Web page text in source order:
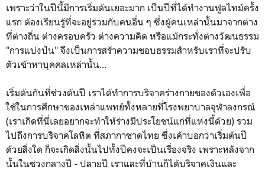
เพราะว่าในปีนี้มีการเริ่มต้นเยอะมาก เป็นปีที่ได้ทำงานฟูลไทม์ครั้ง
แรก ต้องเรียนรู้ที่จะอยู่ร่วมกับคนอื่น ๆ ซึ่งผู้คนเหล่านั้นมาจากต่าง
ที่ต่างถิ่น ต่างครอบครัว ต่างความคิด หรือแม้กระทั่งต่างวัฒนธรรม
"การแบ่งปัน" จึงเป็นการสร้าความชอบธรรมสำหรับเราที่จะปรับ
ตัวเข้าหาบุคคลเหล่านั้น...
เริ่มต้นกันที่ช่วงต้นปี เราได้ทำการบริจาคร่างกายของตัวเองเพื่อ
ใช้ในการศึกษาของเหล่าแพทย์ทั้งหลายที่โรงพยาบาลจุฬาลงกรณ์
(เราเกิดที่นี่เลยอยากจะทำให้ร่างมีประโยชน์แก่ที่แห่งนี้ด้วย) รวม
ไปถึงการบริจาคโลหิต ที่สภากาชาดไทย ซึ่งเค้าบอกว่าเริ่มต้นปี
ด้วยสิ่งใด ก็จะเกิดสิ่งนั้นไปทั้งปีคงจะเป็นเรื่องจริง เพราะหลังจาก
นั้นในช่วงกลางปี - ปลายปี เราและที่บ้านก็ได้บริจาคเงินและ